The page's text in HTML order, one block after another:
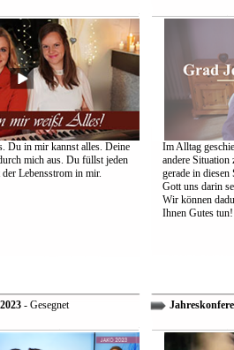
Du in mir kannst alles. Deine
mich aus. Du füllst jeden
Lebensstrom in mir.
Im Alltag
andere
gerade in
Gott uns darin
Wir können
Ihnen Gutes tun!
- Gesegnet